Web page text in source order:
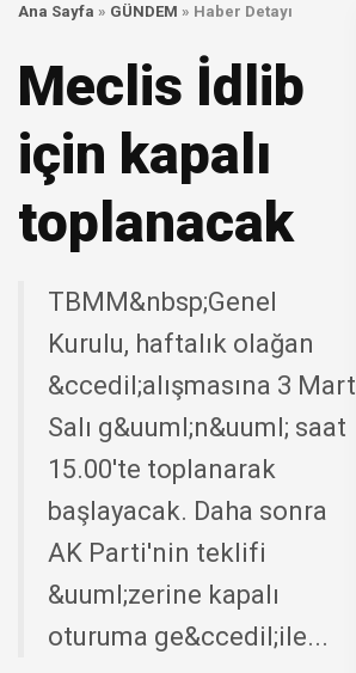
Ana Sayfa » GÜNDEM » Haber Detayı
Meclis İdlib
için kapalı
toplanacak
TBMM&nbsp;Genel
Kurulu, haftalık olağan
&ccedil;alışmasına 3 Mart
Salı g&uuml;n&uuml; saat
15.00'te toplanarak
başlayacak. Daha sonra
AK Parti'nin teklifi
&uuml;zerine kapalı
oturuma ge&ccedil;ile...